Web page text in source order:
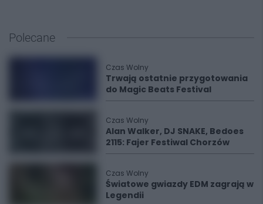
Polecane
Czas Wolny
Trwają ostatnie przygotowania
do Magic Beats Festival
Czas Wolny
Alan Walker, DJ SNAKE, Bedoes
2115: Fajer Festiwal Chorzów
Czas Wolny
Światowe gwiazdy EDM zagrają w
Legendii